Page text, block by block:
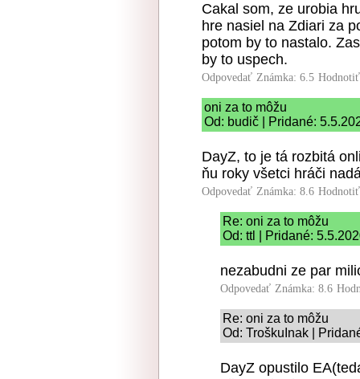
Cakal som, ze urobia
hre nasiel na Zdiari za
potom by to nastalo.
by to uspech.
Odpovedať Známka: 6.5
oni za to môžu
Od: budič | Pridané:
DayZ, to je tá rozbitá
ňu roky všetci hráči
Odpovedať Známka: 8.6
Re: oni za to môžu
Od: ttl | Pridané:
nezabudni ze par
Odpovedať Známka: 8.6
Re: oni za to môžu
Od: TroškuInak |
DayZ opustilo